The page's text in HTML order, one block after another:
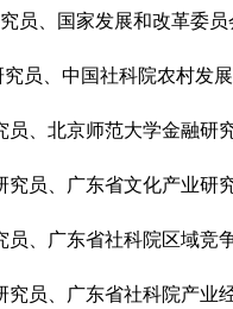
员、 国家发展和改革委
员、 中国社科院农村发
、 北京师范大学金融研
员、 广东省文化产业研
、 广东省社科院区域竞
员、 广东省社科院产业